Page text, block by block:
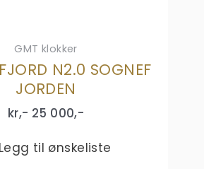
GMT klokker
N2.0 SOGNEF
JORDEN
kr,- 25 000,-
Legg til ønskeliste